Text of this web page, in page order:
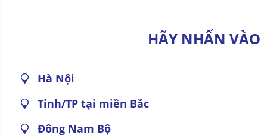
HÃY NHẤN
Hà Nội
Tỉnh/TP tại miền Bắc
Đông Nam Bộ